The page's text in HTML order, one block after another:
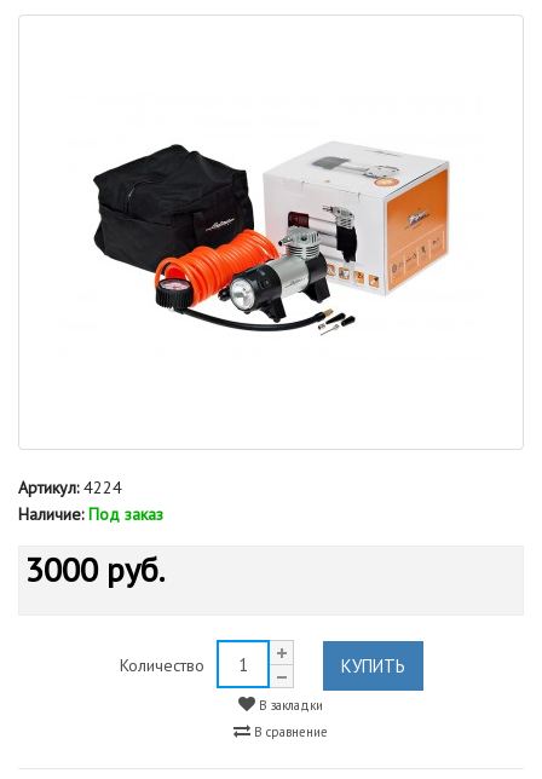
Артикул:4224
Наличие: Под заказ
3000 руб.
Количество КУПИТЬ
В закладки
В сравнение